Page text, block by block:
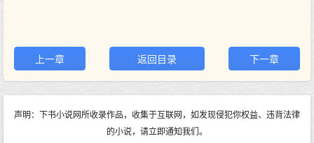
上一章 返回目录 下一章
声明：下书小说网所收录作品，收集于互联网，如发现侵犯你权益、违背法律
的小说，请立即通知我们。